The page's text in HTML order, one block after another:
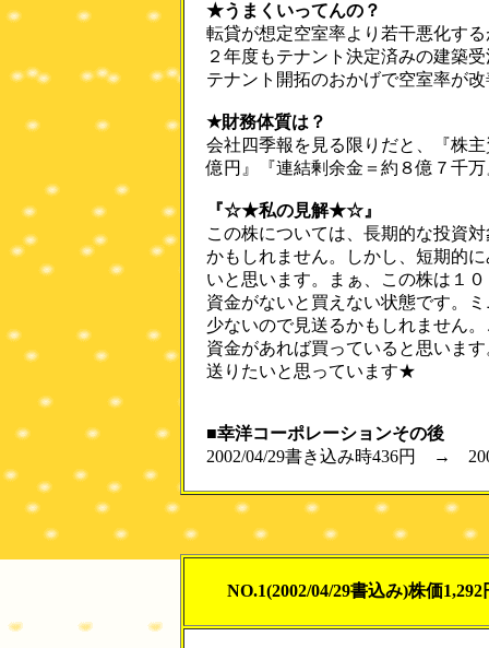
★うまくいってんの？
転貸が想定空室率より若干悪化す
２年度もテナント決定済みの建築
テナント開拓のおかげで空室率が
★財務体質は？
会社四季報を見る限りだと、『株
億円』『連結剰余金＝約８億７千
『☆★私の見解★☆』
この株については、長期的な投資
かもしれません。しかし、短期的
いと思います。まぁ、この株は１
資金がないと買えない状態です。
少ないので見送るかもしれません
資金があれば買っていると思いま
送りたいと思っています★
■幸洋コーポレーションその後
2002/04/29書き込み時436円 →
NO.1(2002/04/29書込み)株価1,292